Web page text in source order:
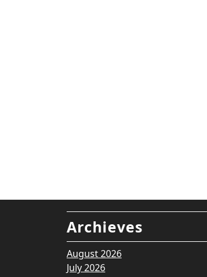
Archieves
August 2026
July 2026